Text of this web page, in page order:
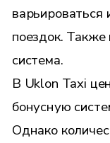
варьироваться
поездок. Также
система.
В Uklon Taxi
бонусную
Однако